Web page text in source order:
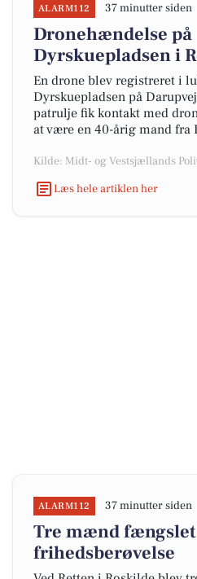
ALARM112 37 minutter siden
Dronehændelse på
Dyrskuepladsen i
En drone blev registreret i
Dyrskuepladsen på
patrulje fik kontakt med
at være en 40-årig mand fra
Kilde: Midt- og Vestsjællands
Læs hele artiklen her
ALARM112 37 minutter siden
Tre mænd
frihedsberøvelse